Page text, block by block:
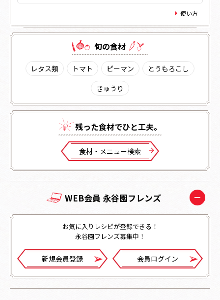
使い方
旬の⾷材
レタス類 トマト ピーマン
とうもろこし
きゅうり
残った⾷材でひと⼯夫。
⾷材・メニュー検索
WEB会員 永谷園フレンズ
お気に入りレシピが登録できる！
永谷園フレンズ募集中！
新規会員登録 会員ログイン